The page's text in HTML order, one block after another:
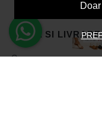
PLATA SI LIVRARE
Cum cumpar